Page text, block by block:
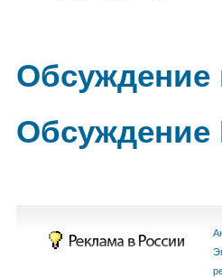
Обсуждение
Обсуждение